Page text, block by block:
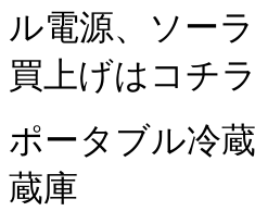
ル電源、ソー
買上げはコチ
ポータブル冷
蔵庫